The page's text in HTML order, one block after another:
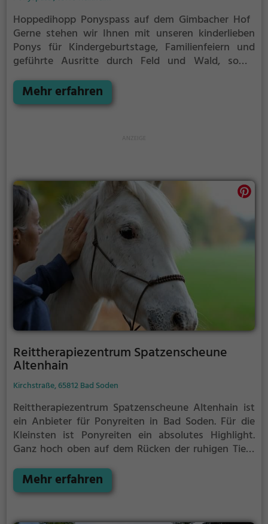
Hoppedihopp Ponyspass auf dem Gimbacher Hof
Gerne stehen wir Ihnen mit unseren kinderlieben
Ponys für Kindergeburtstage, Familienfeiern und
geführte Ausritte durch Feld und Wald, sowie
Kurse bitten wir Sie mit uns telefonisch unter
0178/1602071 Kontakt auf zu nehmen.
Mehr erfahren
Reittherapiezentrum Spatzenscheune
Altenhain
Kirchstraße, 65812 Bad Soden
Reittherapiezentrum Spatzenscheune Altenhain ist
ein Anbieter für Ponyreiten in Bad Soden. Für die
Kleinsten ist Ponyreiten ein absolutes Highlight.
Ganz hoch oben auf dem Rücken der ruhigen Tiere
durch die Umgebung von Bad Soden reiten.
Mehr erfahren